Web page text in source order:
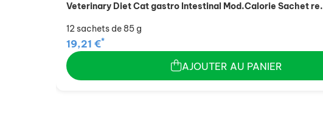
Veterinary Diet Cat gastro Intestinal Mod.Calorie Sachet re.
12 sachets de 85 g
19,21 €*
AJOUTER AU PANIER